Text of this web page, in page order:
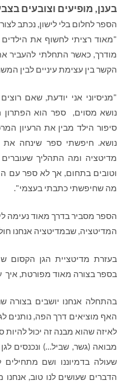
בענן, מופיעים וצובעים
הספר לחלום בלי לישון, נכתב
"מאוד רציתי לחשוף את הילדים
מודרך, כאשר התחלתי להעביר
הקשר בין עצימת עיניים לבין
"מניסיוני אני יודעת, שאם
נושא מסוים, ספר הוא הפתרון
סיפור הילד מבין את הרעיון
נושא. חיפשתי ספר שינחה את
מדיטציה ומה התהליך
וטובים בתחום, אך לא ספר
מה שחיפשתי כתבתי בעצמי".
הספר מסביר בדרך מאוד נעימה
המדיטציה,שבמדיטציה אנחנו
בעזרת מדיטציית הגן הקסום
בספר בצורה מאוד מפורטת, איך
בהתחלה אנחנו יושבים בצורה
האף מוציאים דרך הפה, נותנים
לאיזה שהוא מבנה זה יכול
מבואה (גשר, שביל…) ונכנסים
שעולה בדמיוננו ושם
הדברים שעושים לנו טוב, אנחנו